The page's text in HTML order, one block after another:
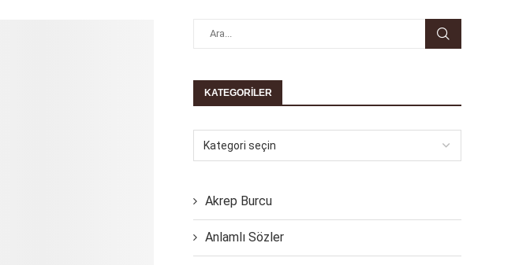
KATEGORILER
Akrep Burcu
Anlamlı Sözler